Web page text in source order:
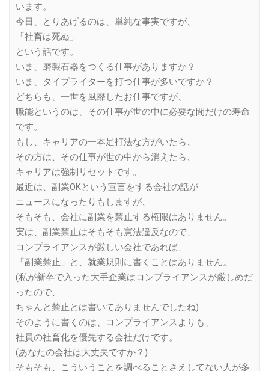
います。
今日、とりあげるのは、単純な事実ですが、
「社畜は死ぬ」
という話です。
いま、磨製石器をつくる仕事がありますか？
いま、タイプライターを打つ仕事が多いですか？
どちらも、一世を風靡したお仕事ですが、
職能というのは、その仕事が世の中に必要な間だけの寿命
です。
もし、キャリアの一本足打法な方がいたら、
その方は、その仕事が世の中から消えたら、
キャリアは強制リセットです。
最近は、副業OKという宣言をする会社の話が
ニュースになったりもしますが、
そもそも、会社に副業を禁止する権限はありません。
実は、副業禁止はそもそも憲法違反なので、
コンプライアンスが厳しい会社であれば、
「副業禁止」と、就業規則に書くことはありません。
(私が新卒で入った大手企業はコンプライアンスが厳しめだ
ったので、
ちゃんと禁止とは書いてありませんでしたね)
そのように書くのは、コンプライアンスよりも、
社員の社畜化を優先する会社だけです。
(あなたの会社は大丈夫ですか？)
そもそも、こういうことを調べることさえしてない人が多